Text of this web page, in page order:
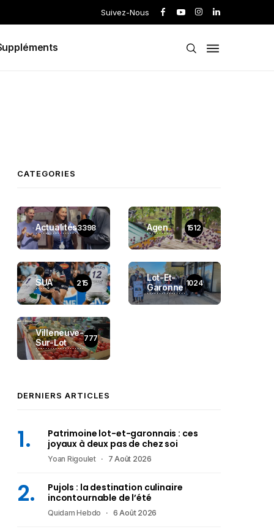
Suivez-Nous
CATEGORIES
Actualités3398 Agen 1512
SUA 215
Lot-Et-
Garonne 1024
Villeneuve-
Sur-Lot
777
DERNIERS ARTICLES
Patrimoine lot-et-garonnais : ces
joyaux à deux pas de chez soi
Yoan Rigoulet 7 Août 2026
Pujols : la destination culinaire
incontournable de l’été
Quidam Hebdo 6 Août 2026